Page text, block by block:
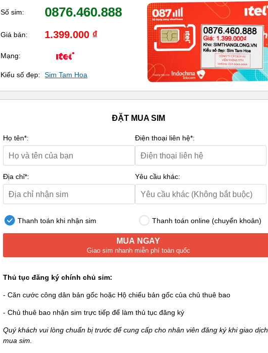
Số sim: 0876.460.888
Giá bán: 1.399.000 ₫
Mạng:
Kiểu số đẹp: Sim Tam Hoa
ĐẶT MUA SIM
Họ tên*: Điện thoại liên hệ*:
Địa chỉ*: Yêu cầu khác:
Thanh toán khi nhận sim Thanh toán online (chuyển khoản)
MUA NGAY
Giao sim nhanh miễn phí toàn quốc
Thủ tục đăng ký chính chủ sim:
- Căn cước công dân bản gốc hoặc Hộ chiếu bản gốc của chủ thuê bao
- Chủ thuê bao nhận sim trực tiếp để làm thủ tục đăng ký
Quý khách vui lòng chuẩn bị trước để cung cấp cho nhân viên đăng ký khi giao dịch
mua sim.